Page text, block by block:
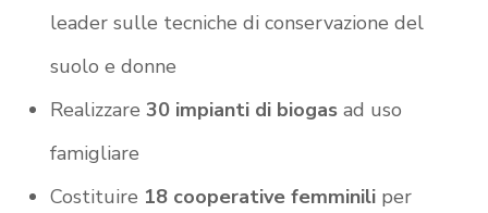
leader sulle tecniche di conservazione del
suolo e donne
Realizzare 30 impianti di biogas ad uso
famigliare
Costituire 18 cooperative femminili per